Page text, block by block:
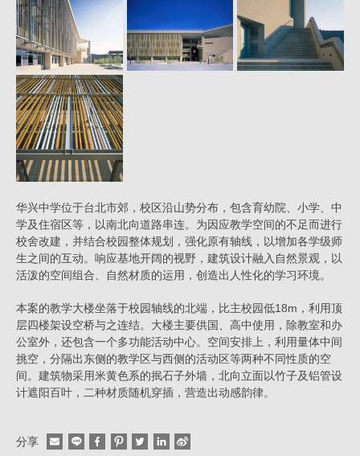
场
华兴中学位于台北市郊，校区沿山势分布，包含育幼院、小学、中
学及住宿区等，以南北向道路串连。为因应教学空间的不足而进行
校舍改建，并结合校园整体规划，强化原有轴线，以增加各学级师
生之间的互动。响应基地开阔的视野，建筑设计融入自然景观，以
活泼的空间组合、自然材质的运用，创造出人性化的学习环境。
本案的教学大楼坐落于校园轴线的北端，比主校园低18m，利用顶
层四楼架设空桥与之连结。大楼主要供国、高中使用，除教室和办
公室外，还包含一个多功能活动中心。空间安排上，利用量体中间
挑空，分隔出东侧的教学区与西侧的活动区等两种不同性质的空
间。建筑物采用米黄色系的抿石子外墙，北向立面以竹子及铝管设
计遮阳百叶，二种材质随机穿插，营造出动感韵律。
分享